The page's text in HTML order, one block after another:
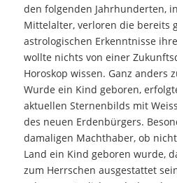
den folgenden Jahrhunderten,
Mittelalter, verloren die bereits
astrologischen Erkenntnisse
wollte nichts von einer
Horoskop wissen. Ganz anders
Wurde ein Kind geboren,
aktuellen Sternenbilds mit
des neuen Erdenbürgers.
damaligen Machthaber, ob
Land ein Kind geboren wurde,
zum Herrschen ausgestattet